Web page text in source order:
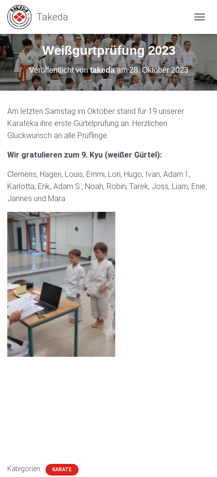
A
T
E
Weißgurtprüfung 2023
Veröffentlicht vontakedaam28. Oktober 2023
Am letzten Samstag im Oktober stand für 19 unserer
Karateka ihre erste Gürtelprüfung an. Herzlichen
Glückwunsch an alle Prüflinge.
Wir gratulieren zum 9. Kyu (weißer Gürtel):
Clemens, Hagen, Louis, Emmi, Lori, Hugo, Ivan, Adam I.,
Karlotta, Erik, Adam S., Noah, Robin, Tarek, Joss, Liam, Enie,
Jannes und Mara
Kategorien: KARATE